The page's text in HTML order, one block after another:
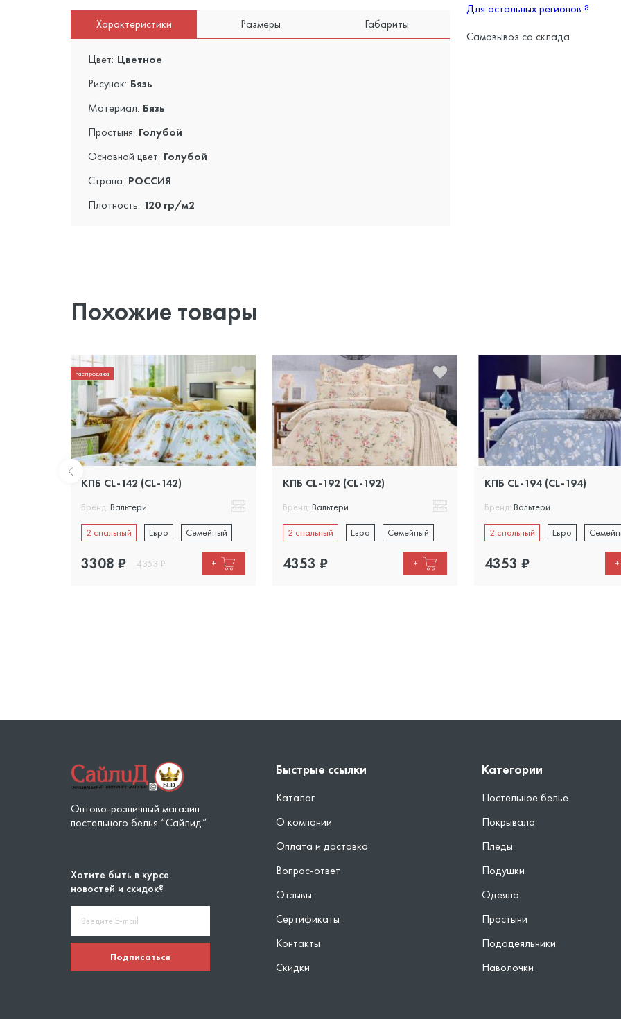
Характеристики Размеры Габариты
Цвет: Цветное
Рисунок: Бязь
Материал: Бязь
Простыня: Голубой
Основной цвет: Голубой
Страна: РОССИЯ
Плотность: 120 гр/м2
Для остальных регионов?
Самовывоз со склада
Похожие товары
Распродажа
КПБ CL-142 (CL-142)
Бренд: Вальтери
2 спальный Евро Семейный
3308 ₽ 4353₽ +
КПБ CL-192 (CL-192)
Бренд: Вальтери
2 спальный Евро Семейный
4353 ₽ +
КПБ CL-194 (CL-194)
Бренд: Вальтери
2 спальный Евро
4353 ₽ +
Оптово-розничный магазин
постельного белья “Сайлид”
Хотите быть в курсе
новостей и скидок?
Подписаться
Быстрые ссылки
Каталог
О компании
Оплата и доставка
Вопрос-ответ
Отзывы
Сертификаты
Контакты
Скидки
Категории
Постельное белье
Покрывала
Пледы
Подушки
Одеяла
Простыни
Пододеяльники
Наволочки